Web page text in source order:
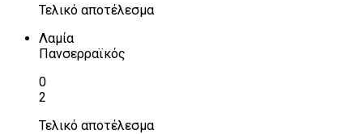
Τελικό αποτέλεσμα
Λαμία
Πανσερραϊκός
0
2
Τελικό αποτέλεσμα